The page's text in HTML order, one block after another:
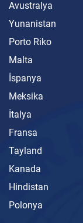
Avustralya
Yunanistan
Porto Riko
Malta
İspanya
Meksika
İtalya
Fransa
Tayland
Kanada
Hindistan
Polonya